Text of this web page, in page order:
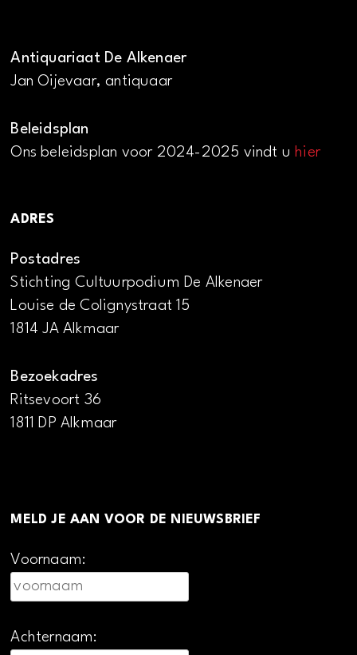
Antiquariaat De Alkenaer
Jan Oijevaar, antiquaar
Beleidsplan
Ons beleidsplan voor 2024-2025 vindt uhier
ADRES
Postadres
Stichting Cultuurpodium De Alkenaer
Louise de Colignystraat 15
1814 JA Alkmaar
Bezoekadres
Ritsevoort 36
1811 DP Alkmaar
MELD JE AAN VOOR DE NIEUWSBRIEF
Voornaam:
Achternaam: